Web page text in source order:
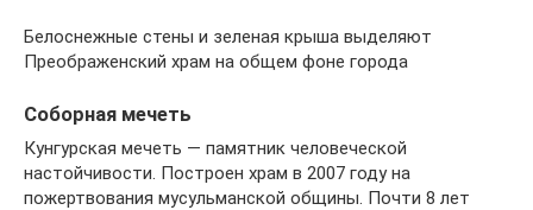
Белоснежные стены и зеленая крыша выделяют
Преображенский храм на общем фоне города
Соборная мечеть
Кунгурская мечеть — памятник человеческой
настойчивости. Построен храм в 2007 году на
пожертвования мусульманской общины. Почти 8 лет